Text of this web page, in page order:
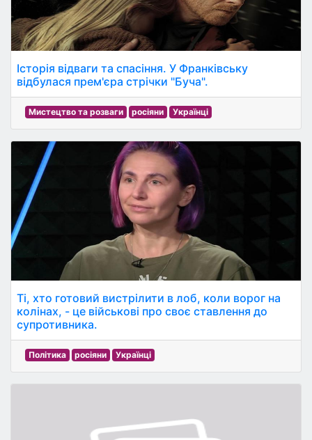
Історія відваги та спасіння. У Франківську
відбулася прем'єра стрічки "Буча".
Мистецтво та розваги росіяни Українці
Ті, хто готовий вистрілити в лоб, коли ворог на
колінах, - це військові про своє ставлення до
супротивника.
Політика росіяни Українці